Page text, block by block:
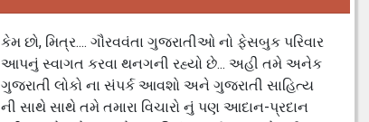
કેમ છો, મિત્ર.... ગૌરવવંતા ગુજરાતીઓ નો ફેસબુક પરિવાર
આપનું સ્વાગત કરવા થનગની રહ્યો છે... અહી તમે અનેક
ગુજરાતી લોકો ના સંપર્ક આવશો અને ગુજરાતી સાહિત્ય
ની સાથે સાથે તમે તમારા વિચારો નું પણ આદાન-પ્રદાન